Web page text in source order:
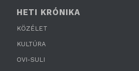
HETI KRÓNIKA
KÖZÉLET
KULTÚRA
OVI-SULI